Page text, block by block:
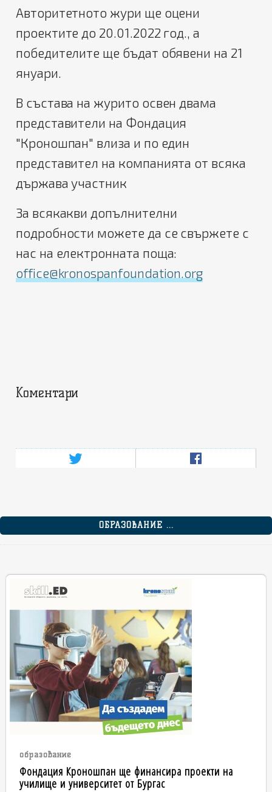
Авторитетното жури ще оцени
проектите до 20.01.2022 год., а
победителите ще бъдат обявени на 21
януари.
В състава на журито освен двама
представители на Фондация
"Кроношпан" влиза и по един
представител на компанията от всяка
държава участник
За всякакви допълнителни
подробности можете да се свържете с
нас на електронната поща:
office@kronospanfoundation.org
Коментари
ОБРАЗОВАНИЕ ...
образование
Фондация Кроношпан ще финансира проекти на
училище и университет от Бургас